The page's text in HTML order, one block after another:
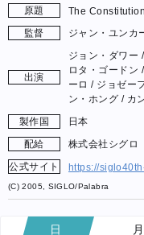
原題
The
監督
ジャン・ユンカ
出演
ジョン・ダワー
ロタ・ゴードン
ーロ / ジョゼー
ン・ホング / カ
製作国
日本
配給
株式会社シグロ
公式サイト
https://
(C) 2005, SIGLO/Palabra
日 月